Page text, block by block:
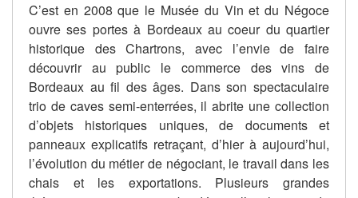
C’est en 2008 que le Musée du Vin et du Négoce
ouvre ses portes à Bordeaux au coeur du quartier
historique des Chartrons, avec l’envie de faire
découvrir au public le commerce des vins de
Bordeaux au fil des âges. Dans son spectaculaire
trio de caves semi-enterrées, il abrite une collection
d’objets historiques uniques, de documents et
panneaux explicatifs retraçant, d’hier à aujourd’hui,
l’évolution du métier de négociant, le travail dans les
chais et les exportations. Plusieurs grandes